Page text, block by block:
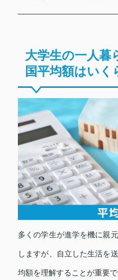
大学生の一人暮
国平均額はいく
多くの学生が進学を機に親
しますが、自立した生活を
均額を理解することが重要で